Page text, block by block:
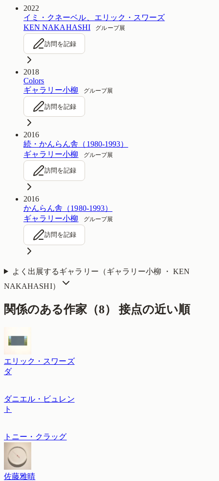
2022
イミ・クネーベル、エリック・スワーズ
KEN NAKAHASHI
グループ展
訪問を記録
2018
Colors
ギャラリー小柳
グループ展
訪問を記録
2016
続・かんらん舎（1980-1993）
ギャラリー小柳
グループ展
訪問を記録
2016
かんらん舎（1980-1993）
ギャラリー小柳
グループ展
訪問を記録
よく出展するギャラリー（ギャラリー小柳 ・ KEN
NAKAHASHI）
関係のある作家（8） 接点の近い順
エリック・スワーズ
ダ
ダニエル・ビュレン
ト
トニー・クラッグ
佐藤雅晴